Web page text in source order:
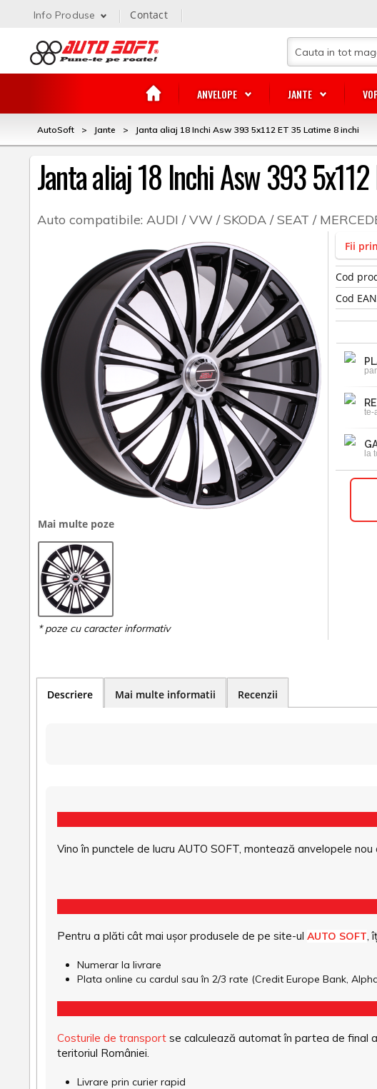
ANVELOPE JANTE
Info Produse Contact
AutoSoft > Jante > Janta aliaj 18 Inchi Asw 393 5x112 ET 35 Latime 8 inchi
Janta aliaj 18 Inchi Asw 393
Auto compatibile: AUDI / VW / SKODA / SEAT /
Mai multe poze
Fii
Cod
Cod
te-
la
Descriere Mai multe informatii Recenzii
Vino în punctele de lucru AUTO SOFT, montează anvelopele
Pentru a plăti cât mai ușor produsele de pe site-ul AUTO SOFT,
Numerar la livrare
Plata online cu cardul sau în 2/3 rate (Credit Europe Bank,
Costurile de transport se calculează automat în partea de final
teritoriul României.
Livrare prin curier rapid